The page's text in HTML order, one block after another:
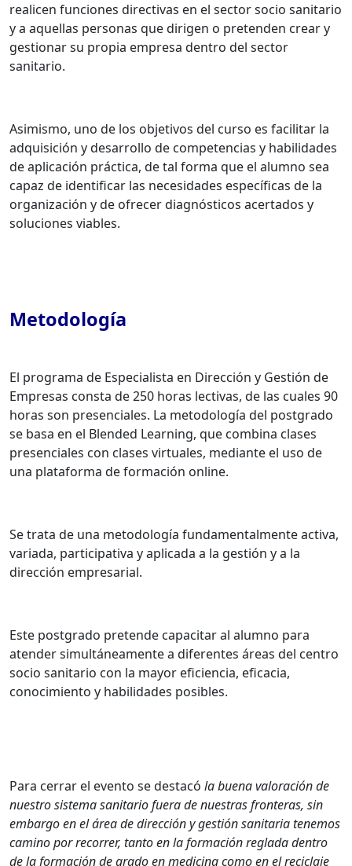
realicen funciones directivas en el sector socio sanitario
y a aquellas personas que dirigen o pretenden crear y
gestionar su propia empresa dentro del sector
sanitario.
Asimismo, uno de los objetivos del curso es facilitar la
adquisición y desarrollo de competencias y habilidades
de aplicación práctica, de tal forma que el alumno sea
capaz de identificar las necesidades específicas de la
organización y de ofrecer diagnósticos acertados y
soluciones viables.
Metodología
El programa de Especialista en Dirección y Gestión de
Empresas consta de 250 horas lectivas, de las cuales 90
horas son presenciales. La metodología del postgrado
se basa en el Blended Learning, que combina clases
presenciales con clases virtuales, mediante el uso de
una plataforma de formación online.
Se trata de una metodología fundamentalmente activa,
variada, participativa y aplicada a la gestión y a la
dirección empresarial.
Este postgrado pretende capacitar al alumno para
atender simultáneamente a diferentes áreas del centro
socio sanitario con la mayor eficiencia, eficacia,
conocimiento y habilidades posibles.
Para cerrar el evento se destacó la buena valoración de
nuestro sistema sanitario fuera de nuestras fronteras, sin
embargo en el área de dirección y gestión sanitaria tenemos
camino por recorrer, tanto en la formación reglada dentro
de la formación de grado en medicina como en el reciclaje